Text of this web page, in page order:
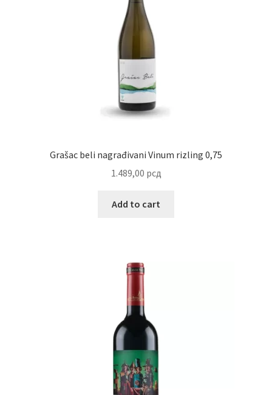
Grašac beli nagrađivani Vinum rizling 0,75
1.489,00 рсд
Add to cart